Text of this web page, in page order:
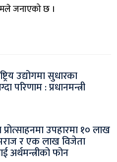
जनाएको छ ।
उद्योगमा सुधारका
परिणाम : प्रधानमन्त्री
उपहारमा १० लाख
र एक लाख विजेता
अर्थमन्त्रीको फोन